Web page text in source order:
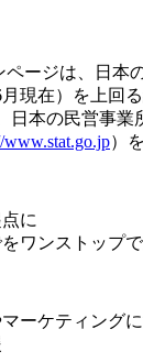
ージは、日本
月現在）を上回
日本の民営事業
www.stat.go.jp）
に
ワンストップ
ーケティング